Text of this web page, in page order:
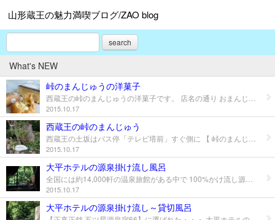
山形蔵王の魅力満喫ブログ/ZAO blog
search
What's NEW
峠のまんじゅうの洋菓子
2015.10.17
西蔵王の峠のまんじゅう
2015.10.17
大平ホテルの源泉掛け流し風呂
2015.10.17
大平ホテルの源泉掛け流し～貸切風呂